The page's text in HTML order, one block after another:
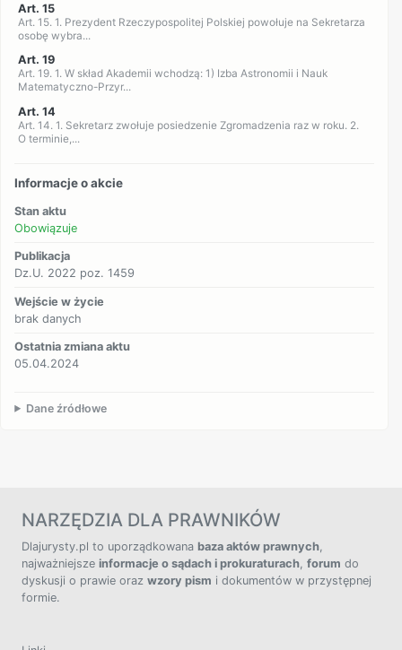
Art. 15
Art. 15. 1. Prezydent Rzeczypospolitej Polskiej powołuje na Sekretarza
osobę wybra...
Art. 19
Art. 19. 1. W skład Akademii wchodzą: 1) Izba Astronomii i Nauk
Matematyczno-Przyr...
Art. 14
Art. 14. 1. Sekretarz zwołuje posiedzenie Zgromadzenia raz w roku. 2.
O terminie,...
Informacje o akcie
Stan aktu
Obowiązuje
Publikacja
Dz.U. 2022 poz. 1459
Wejście w życie
brak danych
Ostatnia zmiana aktu
05.04.2024
Dane źródłowe
NARZĘDZIA DLA PRAWNIKÓW
Dlajurysty.pl to uporządkowana baza aktów prawnych,
najważniejsze informacje o sądach i prokuraturach, forum do
dyskusji o prawie oraz wzory pism i dokumentów w przystępnej
formie.